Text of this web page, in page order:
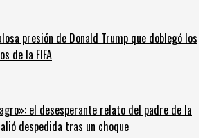
presión de Donald Trump que doblegó los
de la FIFA
el desesperante relato del padre de la
despedida tras un choque